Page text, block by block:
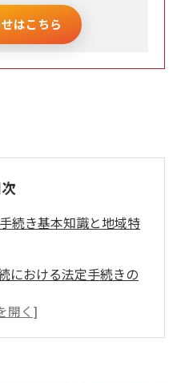
はこちら
続き基本知識と地域特
における法定手続きの
すべき地域の特性とそ